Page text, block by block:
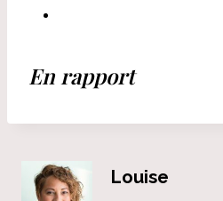
En rapport
Louise